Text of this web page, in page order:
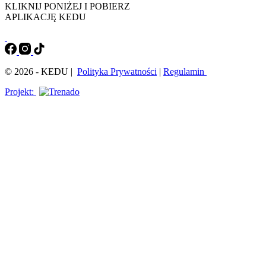
KLIKNIJ PONIŻEJ I POBIERZ
APLIKACJĘ KEDU
© 2026 - KEDU | Polityka Prywatności | Regulamin
Projekt: